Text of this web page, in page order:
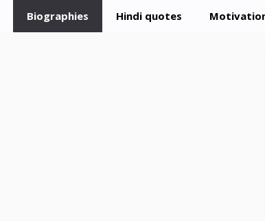
Biographies Hindi quotes